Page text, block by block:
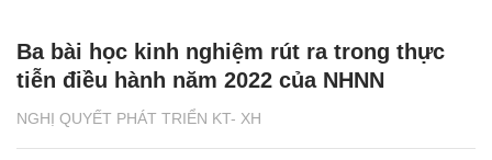
NGHỊ QUYẾT PHÁT TRIỂN KT- XH
Ba bài học kinh nghiệm rút ra trong thực
tiễn điều hành năm 2022 của NHNN